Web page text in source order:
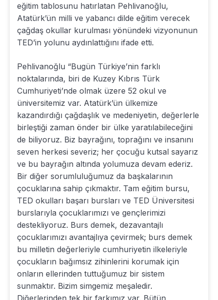
eğitim tablosunu hatırlatan Pehlivanoğlu,
Atatürk’ün milli ve yabancı dilde eğitim verecek
çağdaş okullar kurulması yönündeki vizyonunun
TED’in yolunu aydınlattığını ifade etti.
Pehlivanoğlu “Bugün Türkiye’nin farklı
noktalarında, biri de Kuzey Kıbrıs Türk
Cumhuriyeti’nde olmak üzere 52 okul ve
üniversitemiz var. Atatürk’ün ülkemize
kazandırdığı çağdaşlık ve medeniyetin, değerlerle
birleştiği zaman önder bir ülke yaratılabileceğini
de biliyoruz. Biz bayrağını, toprağını ve insanını
seven herkesi severiz; her çocuğu kutsal sayarız
ve bu bayrağın altında yolumuza devam ederiz.
Bir diğer sorumluluğumuz da başkalarının
çocuklarına sahip çıkmaktır. Tam eğitim bursu,
TED okulları başarı bursları ve TED Üniversitesi
burslarıyla çocuklarımızı ve gençlerimizi
destekliyoruz. Burs demek, dezavantajlı
çocuklarımızı avantajlıya çevirmek; burs demek
bu milletin değerleriyle cumhuriyetin ilkeleriyle
çocukların bağımsız zihinlerini korumak için
onların ellerinden tuttuğumuz bir sistem
sunmaktır. Bizim simgemiz meşaledir.
Diğerlerinden tek bir farkımız var. Bütün